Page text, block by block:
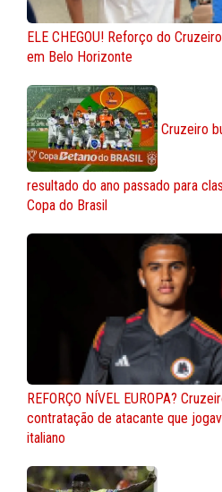
ELE CHEGOU! Reforço do
em Belo Horizonte
Cruzeiro
resultado do ano passado para
Copa do Brasil
REFORÇO NÍVEL EUROPA?
contratação de atacante que
italiano